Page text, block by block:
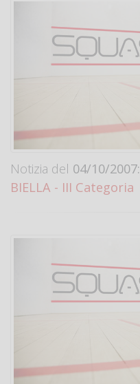
Notizia del 04/10/2007:
BIELLA - III Categoria